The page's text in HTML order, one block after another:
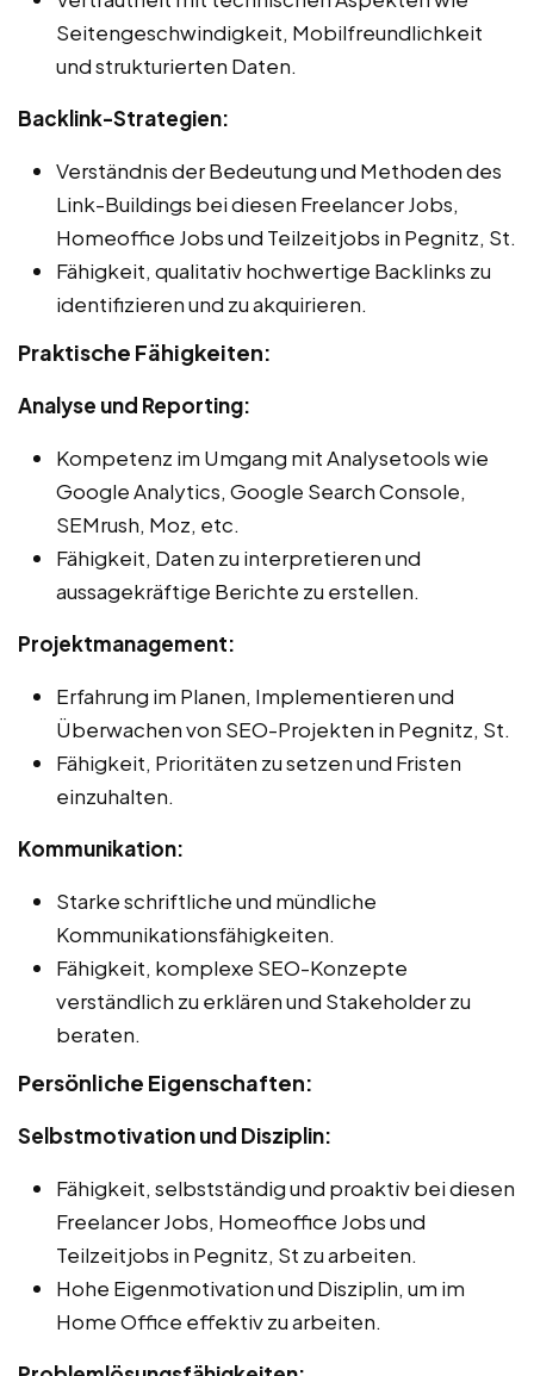
Seitengeschwindigkeit, Mobilfreundlichkeit
und strukturierten Daten.
Backlink-Strategien:
Verständnis der Bedeutung und Methoden des
Link-Buildings bei diesen Freelancer Jobs,
Homeoffice Jobs und Teilzeitjobs in Pegnitz, St.
Fähigkeit, qualitativ hochwertige Backlinks zu
identifizieren und zu akquirieren.
Praktische Fähigkeiten:
Analyse und Reporting:
Kompetenz im Umgang mit Analysetools wie
Google Analytics, Google Search Console,
SEMrush, Moz, etc.
Fähigkeit, Daten zu interpretieren und
aussagekräftige Berichte zu erstellen.
Projektmanagement:
Erfahrung im Planen, Implementieren und
Überwachen von SEO-Projekten in Pegnitz, St.
Fähigkeit, Prioritäten zu setzen und Fristen
einzuhalten.
Kommunikation:
Starke schriftliche und mündliche
Kommunikationsfähigkeiten.
Fähigkeit, komplexe SEO-Konzepte
verständlich zu erklären und Stakeholder zu
beraten.
Persönliche Eigenschaften:
Selbstmotivation und Disziplin:
Fähigkeit, selbstständig und proaktiv bei diesen
Freelancer Jobs, Homeoffice Jobs und
Teilzeitjobs in Pegnitz, St zu arbeiten.
Hohe Eigenmotivation und Disziplin, um im
Home Office effektiv zu arbeiten.